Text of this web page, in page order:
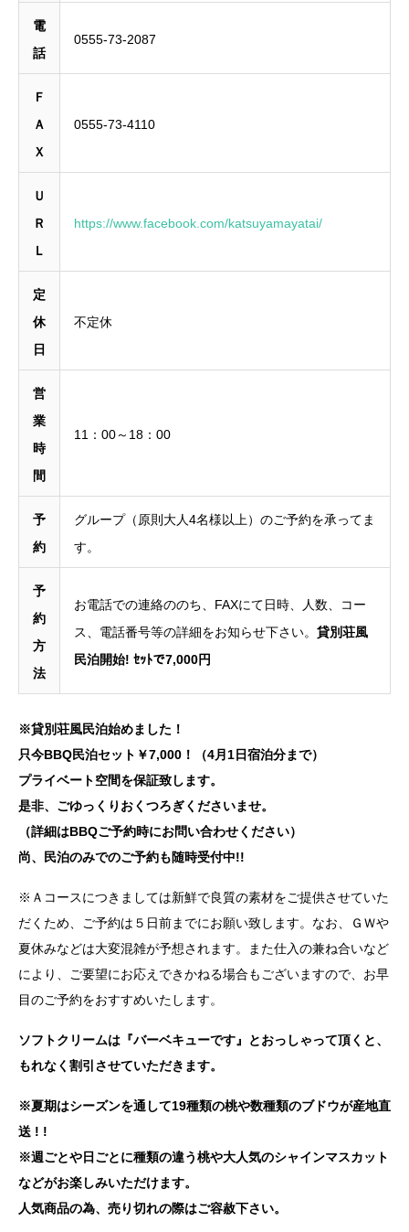
電
話
0555-73-2087
Ｆ
Ａ
Ｘ
0555-73-4110
Ｕ
Ｒ
Ｌ
https://www.facebook.com/katsuyamayatai/
定
休
日
不定休
営
業
時
間
11：00～18：00
予
約
グループ（原則大人4名様以上）のご予約を承ってま
す。
予
約
方
法
お電話での連絡ののち、FAXにて日時、人数、コー
ス、電話番号等の詳細をお知らせ下さい。 貸別荘風
民泊開始! ｾｯﾄで7,000円
※貸別荘風民泊始めました！
只今BBQ民泊セット￥7,000！（4月1日宿泊分まで）
プライベート空間を保証致します。
是非、ごゆっくりおくつろぎくださいませ。
（詳細はBBQご予約時にお問い合わせください）
尚、民泊のみでのご予約も随時受付中!!
※Ａコースにつきましては新鮮で良質の素材をご提供させていた
だくため、ご予約は５日前までにお願い致します。なお、ＧＷや
夏休みなどは大変混雑が予想されます。また仕入の兼ね合いなど
により、ご要望にお応えできかねる場合もございますので、お早
目のご予約をおすすめいたします。
ソフトクリームは『バーベキューです』とおっしゃって頂くと、
もれなく割引させていただきます。
※夏期はシーズンを通して19種類の桃や数種類のブドウが産地直
送 ! !
※週ごとや日ごとに種類の違う桃や大人気のシャインマスカット
などがお楽しみいただけます。
人気商品の為、売り切れの際はご容赦下さい。